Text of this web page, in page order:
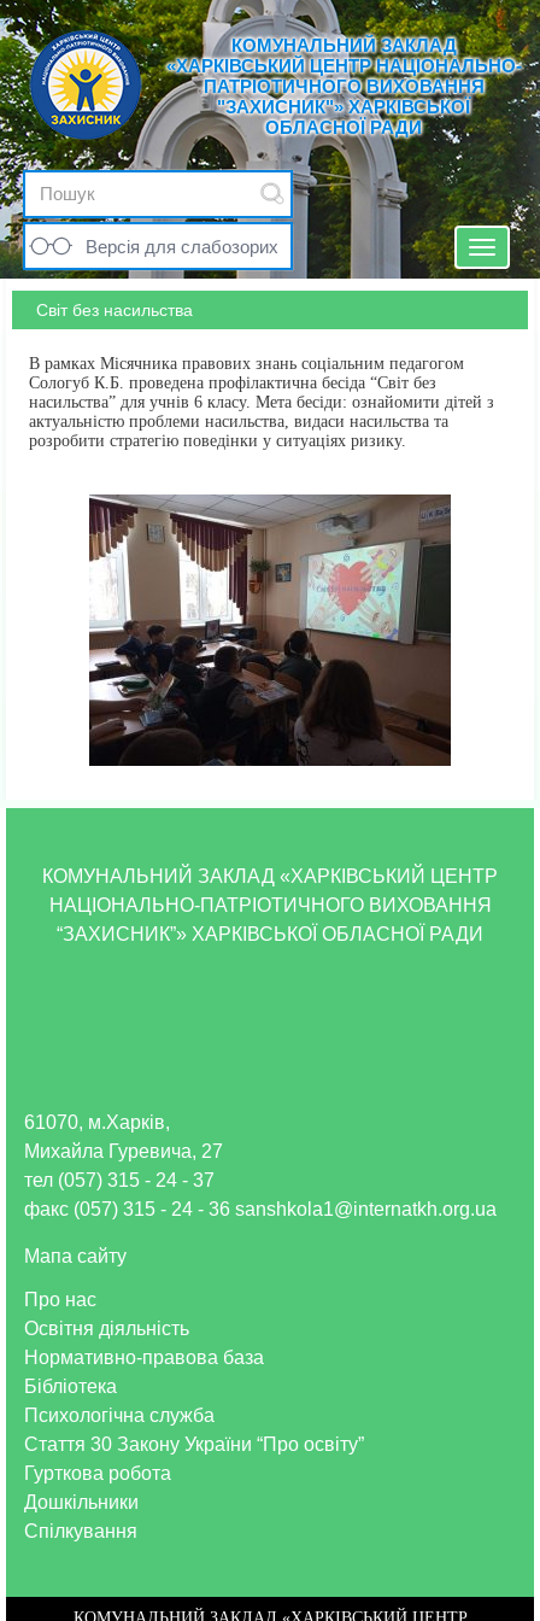
КОМУНАЛЬНИЙ ЗАКЛАД
«ХАРКІВСЬКИЙ ЦЕНТР НАЦІОНАЛЬНО-
ПАТРІОТИЧНОГО ВИХОВАННЯ
"ЗАХИСНИК"» ХАРКІВСЬКОЇ
ОБЛАСНОЇ РАДИ
Версія для слабозорих
Toggle
Світ без насильства
В рамках Місячника правових знань соціальним педагогом
Сологуб К.Б. проведена профілактична бесіда “Світ без
насильства” для учнів 6 класу. Мета бесіди: ознайомити дітей з
актуальністю проблеми насильства, видаси насильства та
розробити стратегію поведінки у ситуаціях ризику.
КОМУНАЛЬНИЙ ЗАКЛАД «ХАРКІВСЬКИЙ ЦЕНТР
НАЦІОНАЛЬНО-ПАТРІОТИЧНОГО ВИХОВАННЯ
“ЗАХИСНИК”» ХАРКІВСЬКОЇ ОБЛАСНОЇ РАДИ
Про нас
Освітня діяльність
Нормативно-правова база
Бібліотека
Психологічна служба
Стаття 30 Закону України “Про освіту”
Гурткова робота
Дошкільники
Спілкування
61070, м.Харків,
Михайла Гуревича, 27
тел (057) 315 - 24 - 37
факс (057) 315 - 24 - 36 sanshkola1@internatkh.org.ua
Мапа сайту